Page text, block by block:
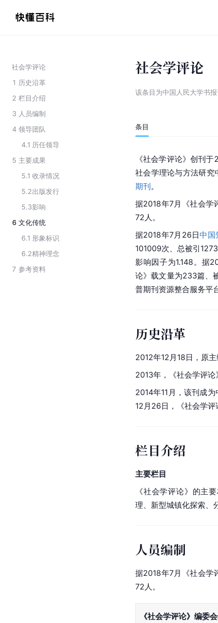
社会学评论
1 历史沿革
2 栏目介绍
3 人员编制
4 领导团队
4.1 历任领导
5 主要成果
5.1 收录情况
5.2出版发行
5.3影响
6 文化传统
6.1 形象标识
6.2精神理念
7 参考资料
社会学评论
该条目为中国人民大学书
条目
《社会学评论》创刊
社会学理论与方法研究
期刊。
据2018年7月《社会学
72人。
据2018年7月26日中国
101009次、总被引
影响因子为1.148。据
论》载文量为233篇、
普期刊资源整合服务平
历史沿革
2012年12月18日，原
2013年，《社会学评论
2014年11月，该刊成为
12月26日，《社会学
栏目介绍
主要栏目
《社会学评论》的主
理、新型城镇化探索、
人员编制
据2018年7月《社会学
72人。
《社会学评论》编